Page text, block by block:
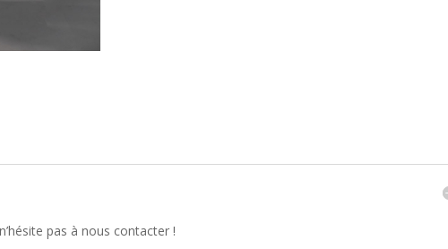
pas à nous contacter !